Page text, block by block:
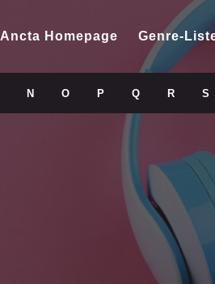
Ancta Homepage Genre-
N O P Q R S